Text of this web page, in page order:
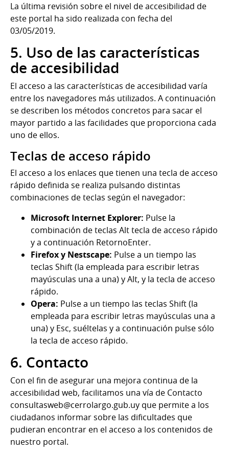
La última revisión sobre el nivel de accesibilidad de
este portal ha sido realizada con fecha del
03/05/2019.
5. Uso de las características
de accesibilidad
El acceso a las características de accesibilidad varía
entre los navegadores más utilizados. A continuación
se describen los métodos concretos para sacar el
mayor partido a las facilidades que proporciona cada
uno de ellos.
Teclas de acceso rápido
El acceso a los enlaces que tienen una tecla de acceso
rápido definida se realiza pulsando distintas
combinaciones de teclas según el navegador:
Microsoft Internet Explorer: Pulse la
combinación de teclas Alt tecla de acceso rápido
y a continuación RetornoEnter.
Firefox y Nestscape: Pulse a un tiempo las
teclas Shift (la empleada para escribir letras
mayúsculas una a una) y Alt, y la tecla de acceso
rápido.
Opera: Pulse a un tiempo las teclas Shift (la
empleada para escribir letras mayúsculas una a
una) y Esc, suéltelas y a continuación pulse sólo
la tecla de acceso rápido.
6. Contacto
Con el fin de asegurar una mejora continua de la
accesibilidad web, facilitamos una vía de Contacto
consultasweb@cerrolargo.gub.uy que permite a los
ciudadanos informar sobre las dificultades que
pudieran encontrar en el acceso a los contenidos de
nuestro portal.